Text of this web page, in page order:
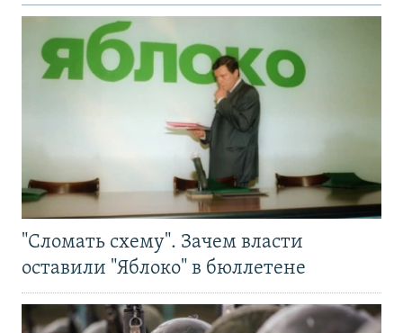
"Сломать схему". Зачем власти
оставили "Яблоко" в бюллетене